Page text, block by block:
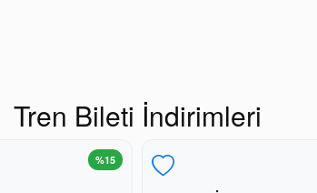
Tren Bileti İndirimleri
%15